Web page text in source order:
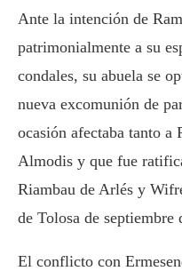
Ante la intención de
patrimonialmente a su
condales, su abuela se
nueva excomunión de
ocasión afectaba tanto a
Almodis y que fue
Riambau de Arlés y
de Tolosa de septiembre
El conflicto con